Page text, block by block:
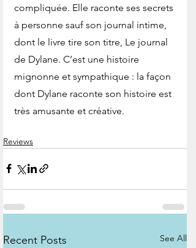
compliquée. Elle raconte ses secrets
à personne sauf son journal intime,
dont le livre tire son titre, Le journal
de Dylane. C’est une histoire
mignonne et sympathique : la façon
dont Dylane raconte son histoire est
très amusante et créative.
Reviews
Recent Posts See All